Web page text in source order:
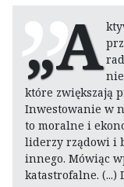
„A
które zwiększają
Inwestowanie w
to moralne i
liderzy rządowi i
innego. Mówiąc
katastrofalne. (...)